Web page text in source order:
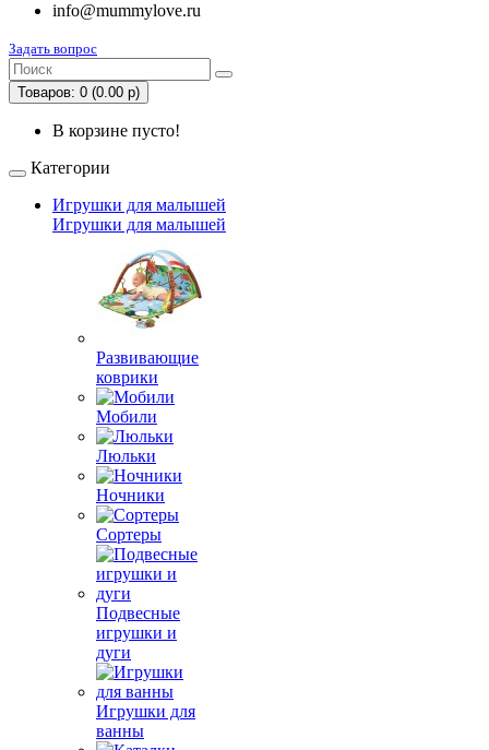
info@mummylove.ru
Задать вопрос
Товаров: 0 (0.00 р)
В корзине пусто!
Категории
Игрушки для малышей
Игрушки для малышей
Развивающие
коврики
Мобили
Люльки
Ночники
Сортеры
Подвесные
игрушки и
дуги
Игрушки для
ванны